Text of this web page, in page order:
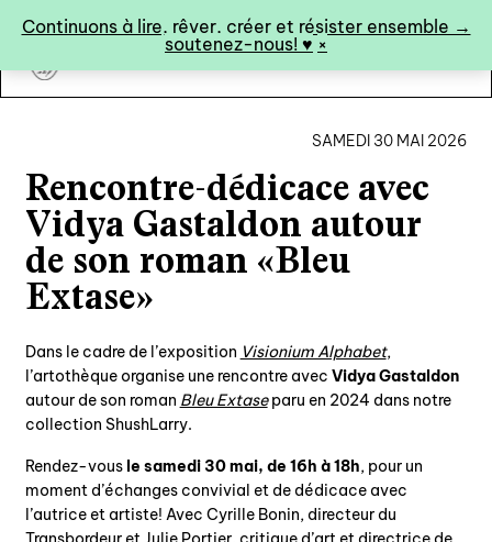
Continuons à lire, rêver, créer et résister ensemble →
soutenez-nous! ♥︎ ×
art&fiction
à paraître
éditions de tête
programmes semestriels
agenda
SAMEDI 30 MAI 2026
Rencontre-dédicace avec
Vidya Gastaldon autour
de son roman «Bleu
Extase»
Dans le cadre de l’exposition Visionium Alphabet,
l’artothèque organise une rencontre avec Vidya Gastaldon
autour de son roman Bleu Extaseparu en 2024 dans notre
collection ShushLarry.
Rendez-vous le samedi 30 mai, de 16h à 18h, pour un
moment d’échanges convivial et de dédicace avec
l’autrice et artiste! Avec Cyrille Bonin, directeur du